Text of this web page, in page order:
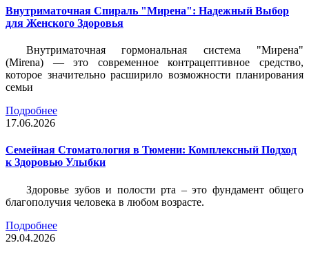
Внутриматочная Спираль "Мирена": Надежный Выбор
для Женского Здоровья
Внутриматочная гормональная система "Мирена"
(Mirena) — это современное контрацептивное средство,
которое значительно расширило возможности планирования
семьи
Подробнее
17.06.2026
Семейная Стоматология в Тюмени: Комплексный Подход
к Здоровью Улыбки
Здоровье зубов и полости рта – это фундамент общего
благополучия человека в любом возрасте.
Подробнее
29.04.2026